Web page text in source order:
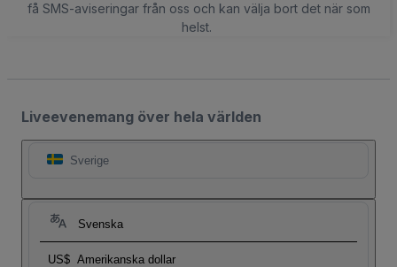
få SMS-aviseringar från oss och kan välja bort det när som
helst.
Liveevenemang över hela världen
Sverige
Svenska
US$ Amerikanska dollar